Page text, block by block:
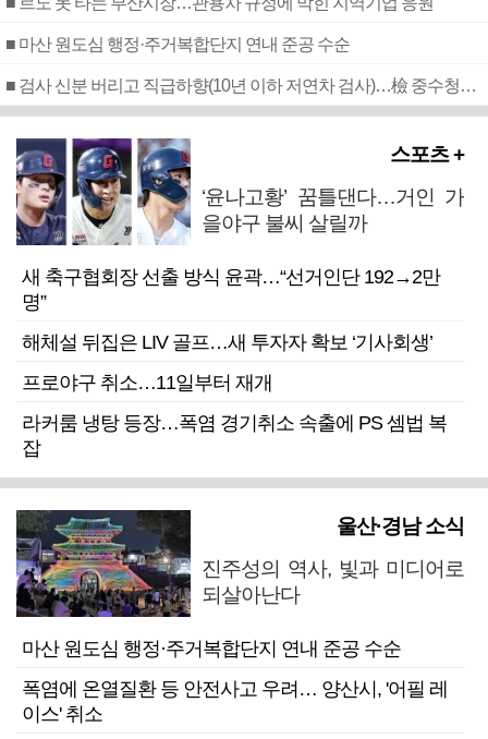
■ 마산 원도심 행정·주거복합단지 연내 준공 수순
■ 검사 신분 버리고 직급하향(10년 이하 저연차 검사)…檢 중수청행 기피
스포츠 +
‘윤나고황’ 꿈틀댄다…거인 가
을야구 불씨 살릴까
새 축구협회장 선출 방식 윤곽…“선거인단 192→2만
명”
해체설 뒤집은 LIV 골프…새 투자자 확보 ‘기사회생’
프로야구 취소…11일부터 재개
라커룸 냉탕 등장…폭염 경기취소 속출에 PS 셈법 복
잡
울산·경남 소식
진주성의 역사, 빛과 미디어로
되살아난다
마산 원도심 행정·주거복합단지 연내 준공 수순
폭염에 온열질환 등 안전사고 우려… 양산시, '어필 레
이스' 취소